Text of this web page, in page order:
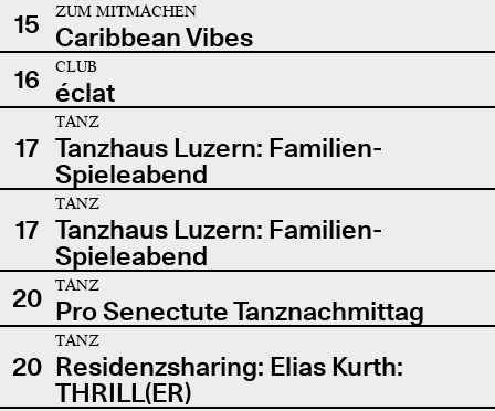
15
ZUM MITMACHEN
Caribbean Vibes
16
CLUB
éclat
17
TANZ
Tanzhaus Luzern: Familien-
Spieleabend
17
TANZ
Tanzhaus Luzern: Familien-
Spieleabend
20
TANZ
Pro Senectute Tanznachmittag
20
TANZ
Residenzsharing: Elias Kurth:
THRILL(ER)